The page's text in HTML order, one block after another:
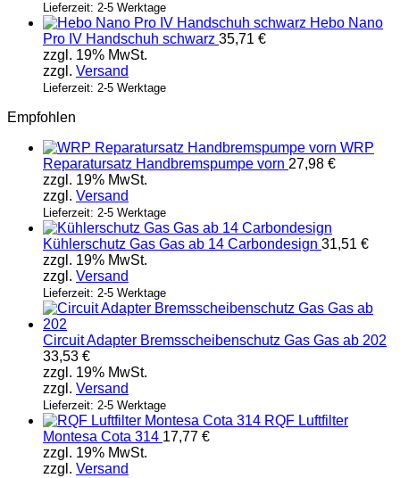
Lieferzeit: 2-5 Werktage
Hebo Nano
Pro IV Handschuh schwarz 35,71 €
zzgl. 19% MwSt.
zzgl. Versand
Lieferzeit: 2-5 Werktage
Empfohlen
WRP
Reparatursatz Handbremspumpe vorn 27,98 €
zzgl. 19% MwSt.
zzgl. Versand
Lieferzeit: 2-5 Werktage
Kühlerschutz Gas Gas ab 14 Carbondesign 31,51 €
zzgl. 19% MwSt.
zzgl. Versand
Lieferzeit: 2-5 Werktage
Circuit Adapter Bremsscheibenschutz Gas Gas ab 202
33,53 €
zzgl. 19% MwSt.
zzgl. Versand
Lieferzeit: 2-5 Werktage
RQF Luftfilter
Montesa Cota 314 17,77 €
zzgl. 19% MwSt.
zzgl. Versand